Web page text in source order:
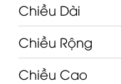
Chiều Dài
Chiều Rộng
Chiều Cao